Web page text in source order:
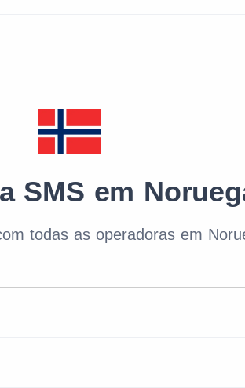
SMS em
todas as operadoras em